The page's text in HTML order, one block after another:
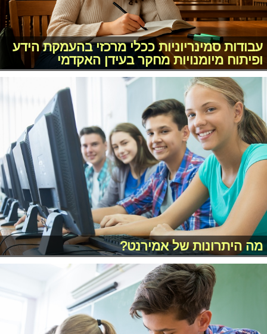
עבודות סמינריוניות ככלי מרכזי בהעמקת הידע
ופיתוח מיומנויות מחקר בעידן האקדמי
מה היתרונות של אמירנט?